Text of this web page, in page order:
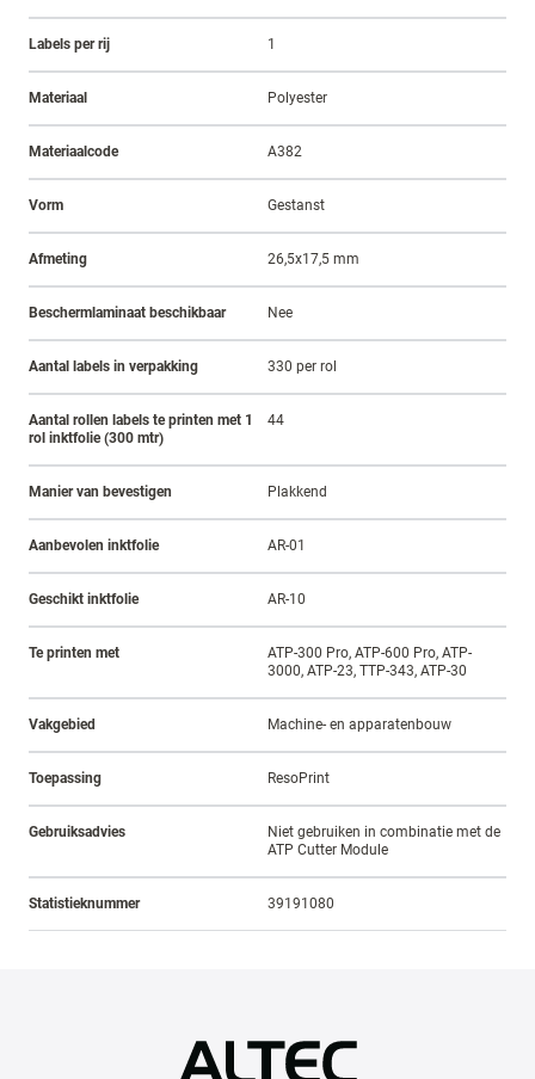
Labels per rij 1
Materiaal Polyester
Materiaalcode A382
Vorm Gestanst
Afmeting 26,5x17,5 mm
Beschermlaminaat beschikbaar Nee
Aantal labels in verpakking 330 per rol
Aantal rollen labels te printen met 1
rol inktfolie (300 mtr)
44
Manier van bevestigen Plakkend
Aanbevolen inktfolie AR-01
Geschikt inktfolie AR-10
Te printen met
ATP-300 Pro, ATP-600 Pro, ATP-
3000, ATP-23, TTP-343, ATP-30
Vakgebied Machine- en apparatenbouw
Toepassing ResoPrint
Gebruiksadvies
Niet gebruiken in combinatie met de
ATP Cutter Module
Statistieknummer 39191080